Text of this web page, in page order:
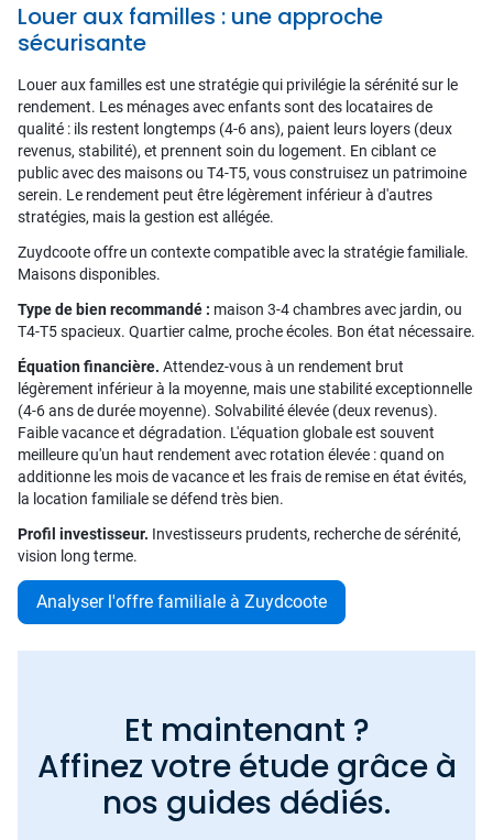
Louer aux familles : une approche
sécurisante
Louer aux familles est une stratégie qui privilégie la sérénité sur le
rendement. Les ménages avec enfants sont des locataires de
qualité : ils restent longtemps (4-6 ans), paient leurs loyers (deux
revenus, stabilité), et prennent soin du logement. En ciblant ce
public avec des maisons ou T4-T5, vous construisez un patrimoine
serein. Le rendement peut être légèrement inférieur à d'autres
stratégies, mais la gestion est allégée.
Zuydcoote offre un contexte compatible avec la stratégie familiale.
Maisons disponibles.
Type de bien recommandé : maison 3-4 chambres avec jardin, ou
T4-T5 spacieux. Quartier calme, proche écoles. Bon état nécessaire.
Équation financière. Attendez-vous à un rendement brut
légèrement inférieur à la moyenne, mais une stabilité exceptionnelle
(4-6 ans de durée moyenne). Solvabilité élevée (deux revenus).
Faible vacance et dégradation. L'équation globale est souvent
meilleure qu'un haut rendement avec rotation élevée : quand on
additionne les mois de vacance et les frais de remise en état évités,
la location familiale se défend très bien.
Profil investisseur. Investisseurs prudents, recherche de sérénité,
vision long terme.
Analyser l'offre familiale à Zuydcoote
Et maintenant ?
Affinez votre étude grâce à
nos guides dédiés.